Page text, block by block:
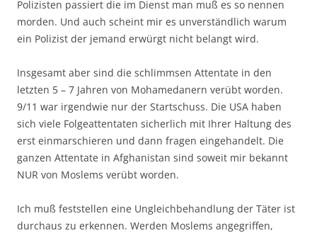
Polizisten passiert die im Dienst man muß es so nennen
morden. Und auch scheint mir es unverständlich warum
ein Polizist der jemand erwürgt nicht belangt wird.
Insgesamt aber sind die schlimmsen Attentate in den
letzten 5 – 7 Jahren von Mohamedanern verübt worden.
9/11 war irgendwie nur der Startschuss. Die USA haben
sich viele Folgeattentaten sicherlich mit Ihrer Haltung des
erst einmarschieren und dann fragen eingehandelt. Die
ganzen Attentate in Afghanistan sind soweit mir bekannt
NUR von Moslems verübt worden.
Ich muß feststellen eine Ungleichbehandlung der Täter ist
durchaus zu erkennen. Werden Moslems angegriffen,